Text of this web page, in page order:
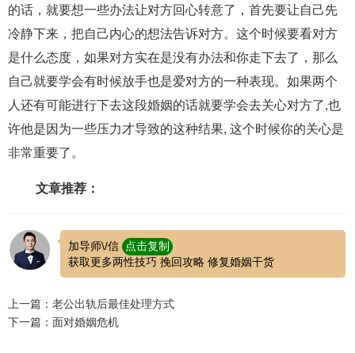
的话，就要想一些办法让对方回心转意了，首先要让自己先
冷静下来，把自己内心的想法告诉对方。这个时候要看对方
是什么态度，如果对方实在是没有办法和你走下去了，那么
自己就要学会有时候放手也是爱对方的一种表现。如果两个
人还有可能进行下去这段婚姻的话就要学会去关心对方了,也
许他是因为一些压力才导致的这种结果, 这个时候你的关心是
非常重要了。
文章推荐：
加导师\/信
点击复制
获取更多两性技巧 挽回攻略 修复婚姻干货
上一篇：老公出轨后最佳处理方式
下一篇：面对婚姻危机